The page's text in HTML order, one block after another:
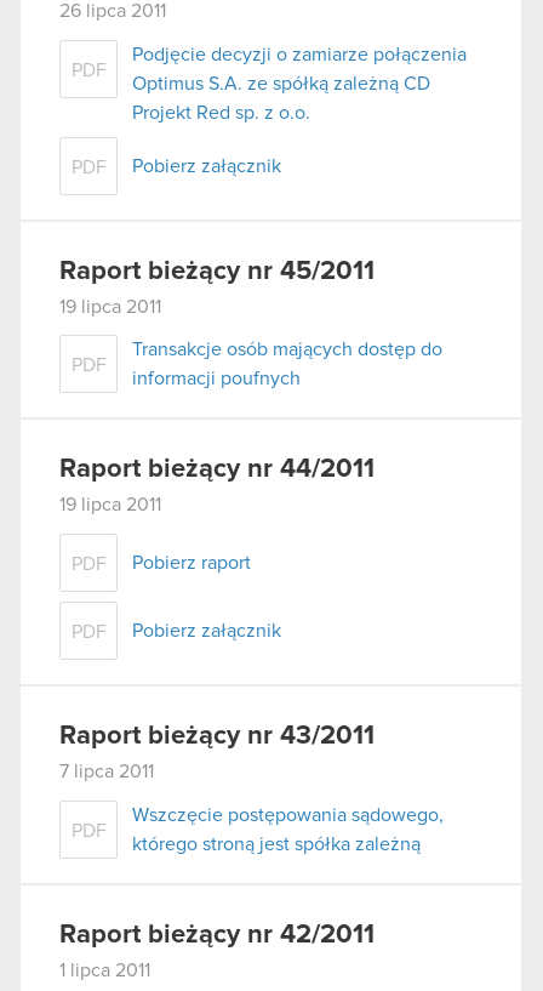
26 lipca 2011
PDF
Podjęcie decyzji o zamiarze połączenia
Optimus S.A. ze spółką zależną CD
Projekt Red sp. z o.o.
PDF Pobierz załącznik
Raport bieżący nr 45/2011
19 lipca 2011
PDF
Transakcje osób mających dostęp do
informacji poufnych
Raport bieżący nr 44/2011
19 lipca 2011
PDF Pobierz raport
PDF Pobierz załącznik
Raport bieżący nr 43/2011
7 lipca 2011
PDF
Wszczęcie postępowania sądowego,
którego stroną jest spółka zależną
Raport bieżący nr 42/2011
1 lipca 2011